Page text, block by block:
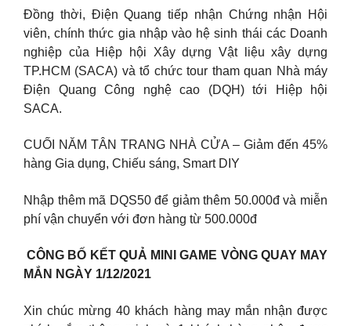
Đồng thời, Điện Quang tiếp nhận Chứng nhận Hội
viên, chính thức gia nhập vào hệ sinh thái các Doanh
nghiệp của Hiệp hội Xây dựng Vật liệu xây dựng
TP.HCM (SACA) và tổ chức tour tham quan Nhà máy
Điện Quang Công nghệ cao (DQH) tới Hiệp hội
SACA.
CUỐI NĂM TÂN TRANG NHÀ CỬA – Giảm đến 45%
hàng Gia dụng, Chiếu sáng, Smart DIY
Nhập thêm mã DQS50 để giảm thêm 50.000đ và miễn
phí vận chuyển với đơn hàng từ 500.000đ
️ CÔNG BỐ KẾT QUẢ MINI GAME VÒNG QUAY MAY
MẮN NGÀY 1/12/2021 ️
Xin chúc mừng 40 khách hàng may mắn nhận được